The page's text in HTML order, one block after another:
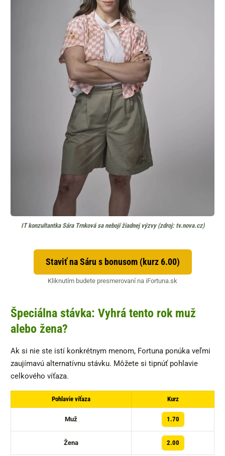
IT konzultantka Sára Trnková sa nebojí žiadnej výzvy (zdroj: tv.nova.cz)
Staviť na Sáru s bonusom (kurz 6.00)
Kliknutím budete presmerovaní na iFortuna.sk
Špeciálna stávka: Vyhrá tento rok muž
alebo žena?
Ak si nie ste istí konkrétnym menom, Fortuna ponúka veľmi
zaujímavú alternatívnu stávku. Môžete si tipnúť pohlavie
celkového víťaza.
Pohlavie víťaza Kurz
Muž 1.70
Žena 2.00